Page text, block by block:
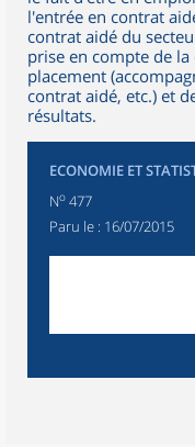
l'entrée en contrat
contrat aidé du
prise en compte de
placement
contrat aidé, etc.) et
résultats.
ECONOMIE ET
No 477
Paru le : 16/07/2015